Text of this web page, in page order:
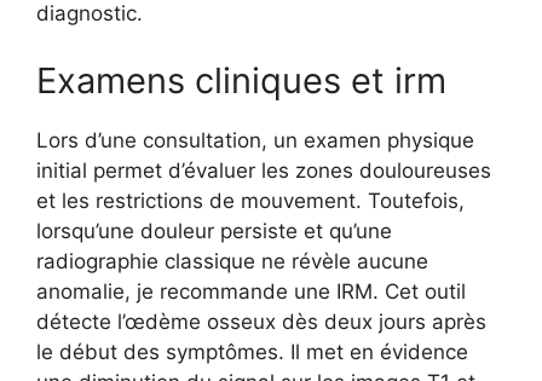
diagnostic.
Examens cliniques et irm
Lors d’une consultation, un examen physique
initial permet d’évaluer les zones douloureuses
et les restrictions de mouvement. Toutefois,
lorsqu’une douleur persiste et qu’une
radiographie classique ne révèle aucune
anomalie, je recommande une IRM. Cet outil
détecte l’œdème osseux dès deux jours après
le début des symptômes. Il met en évidence